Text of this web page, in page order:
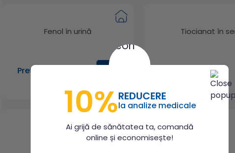
Fenol în urină
Preț: 198.00 lei
Tiocianat în
Preț: 529.00 lei
Potasiu în sânge
10%REDUCERE
la analize medicale
Ai grijă de sănătatea ta, comandă
online și economisește!